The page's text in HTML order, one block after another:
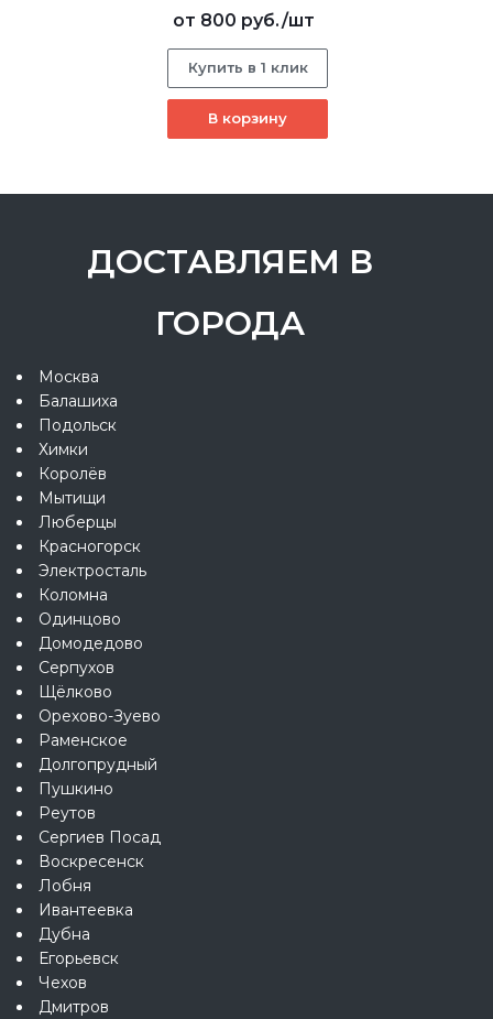
от 800 руб./шт
Купить в 1 клик
В корзину
ДОСТАВЛЯЕМ В
ГОРОДА
Москва
Балашиха
Подольск
Химки
Королёв
Мытищи
Люберцы
Красногорск
Электросталь
Коломна
Одинцово
Домодедово
Серпухов
Щёлково
Орехово-Зуево
Раменское
Долгопрудный
Пушкино
Реутов
Сергиев Посад
Воскресенск
Лобня
Ивантеевка
Дубна
Егорьевск
Чехов
Дмитров